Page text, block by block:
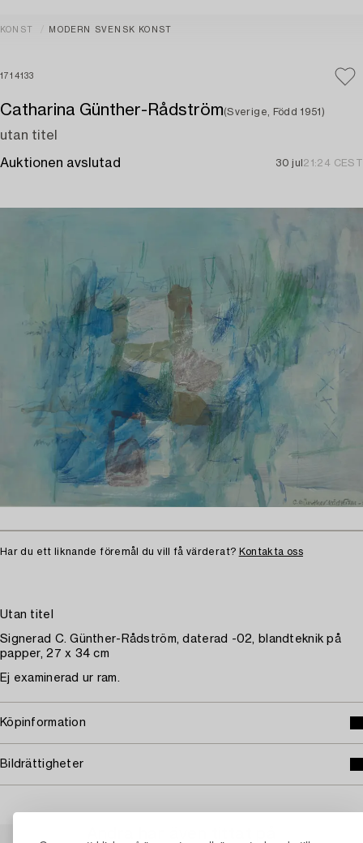
KONST MODERN SVENSK KONST
1714133
Catharina Günther-Rådström(Sverige, Född 1951)
utan titel
Auktionen avslutad 30 jul 21:24 CEST
Har du ett liknande föremål du vill få värderat? Kontakta oss
Utan titel
Signerad C. Günther-Rådström, daterad -02, blandteknik på
papper, 27 x 34 cm
Ej examinerad ur ram.
Köpinformation
Bildrättigheter